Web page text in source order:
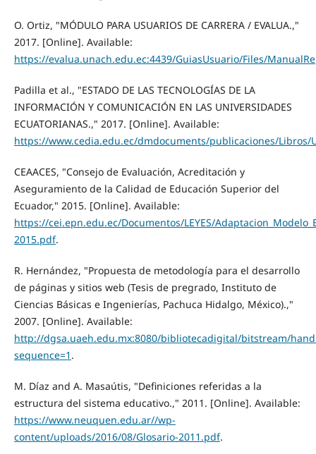
O. Ortiz, "MÓDULO PARA USUARIOS DE CARRERA / EVALUA.,"
2017. [Online]. Available:
https://evalua.unach.edu.ec:4439/GuiasUsuario/Files/
Padilla et al., "ESTADO DE LAS TECNOLOGÍAS DE LA
INFORMACIÓN Y COMUNICACIÓN EN LAS UNIVERSIDADES
ECUATORIANAS.," 2017. [Online]. Available:
https://www.cedia.edu.ec/dmdocuments/publicaciones/Libros/
CEAACES, "Consejo de Evaluación, Acreditación y
Aseguramiento de la Calidad de Educación Superior del
Ecuador," 2015. [Online]. Available:
https://cei.epn.edu.ec/Documentos/LEYES/
2015.pdf.
R. Hernández, "Propuesta de metodología para el desarrollo
de páginas y sitios web (Tesis de pregrado, Instituto de
Ciencias Básicas e Ingenierías, Pachuca Hidalgo, México).,"
2007. [Online]. Available:
http://dgsa.uaeh.edu.mx:8080/bibliotecadigital/bitstream/
sequence=1 .
M. Díaz and A. Masaútis, "Definiciones referidas a la
estructura del sistema educativo.," 2011. [Online]. Available:
https://www.neuquen.edu.ar//wp-
content/uploads/2016/08/Glosario-2011.pdf.